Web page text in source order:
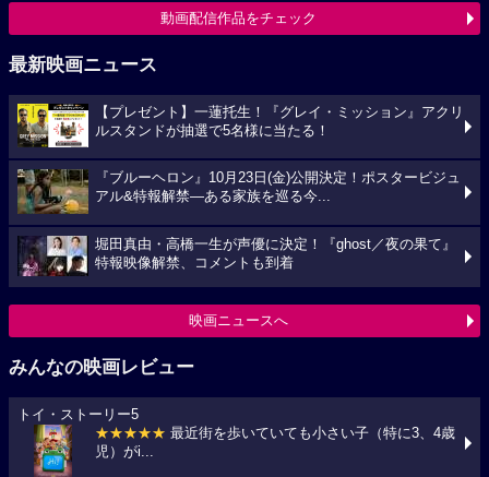
動画配信作品をチェック
最新映画ニュース
【プレゼント】一蓮托生！『グレイ・ミッション』アクリ
ルスタンドが抽選で5名様に当たる！
『ブルーヘロン』10月23日(金)公開決定！ポスタービジュ
アル&特報解禁―ある家族を巡る今...
堀田真由・高橋一生が声優に決定！『ghost／夜の果て』
特報映像解禁、コメントも到着
映画ニュースへ
みんなの映画レビュー
トイ・ストーリー5
★★★★★ 最近街を歩いていても小さい子（特に3、4歳
児）がi...